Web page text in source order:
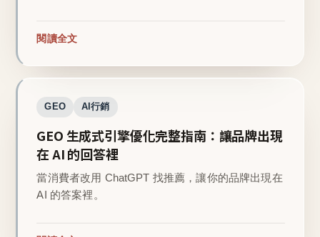
閱讀全文
GEO AI行銷
GEO 生成式引擎優化完整指南：讓品牌出現
在 AI 的回答裡
當消費者改用 ChatGPT 找推薦，讓你的品牌出現在
AI 的答案裡。